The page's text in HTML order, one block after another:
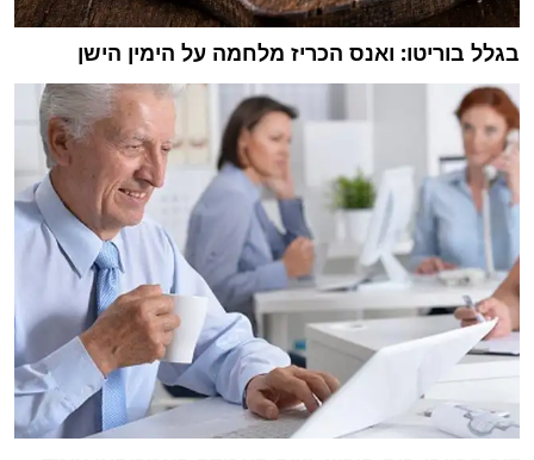
בגלל בוריטו: ואנס הכריז מלחמה על הימין הישן